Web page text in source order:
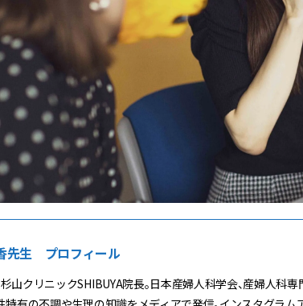
先生 プロフィール
山クリニックSHIBUYA院長。日本産婦人科学会、産婦人科